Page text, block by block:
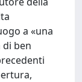
a «una
di ben